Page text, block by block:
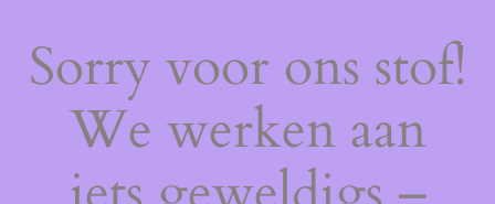
Sorry voor ons stof!
We werken aan